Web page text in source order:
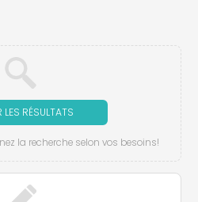
LES RÉSULTATS
la recherche selon vos besoins!